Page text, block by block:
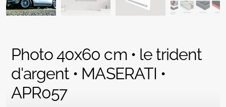
Photo 40x60 cm • le trident
d'argent • MASERATI •
APR057